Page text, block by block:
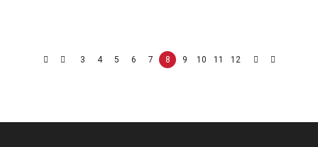
3 4 5 6 7 8 9 10 11 12